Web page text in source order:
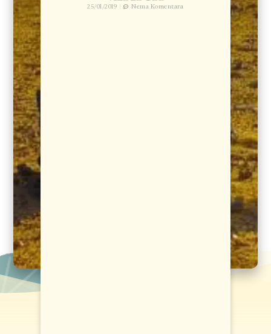
25/01/2019 Nema Komentara